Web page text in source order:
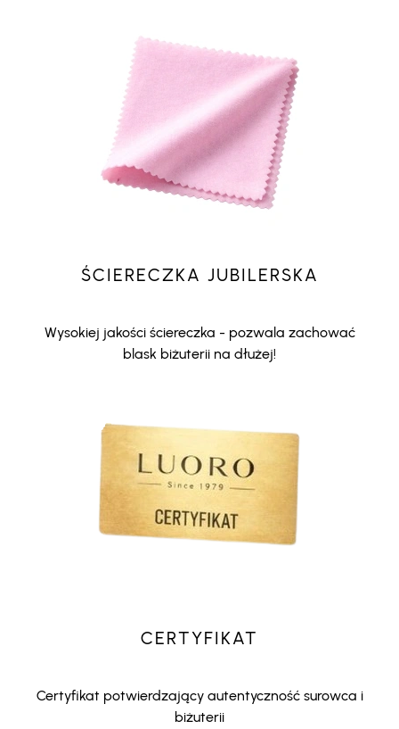
ŚCIERECZKA JUBILERSKA
Wysokiej jakości ściereczka - pozwala zachować
blask biżuterii na dłużej!
CERTYFIKAT
Certyfikat potwierdzający autentyczność surowca i
biżuterii